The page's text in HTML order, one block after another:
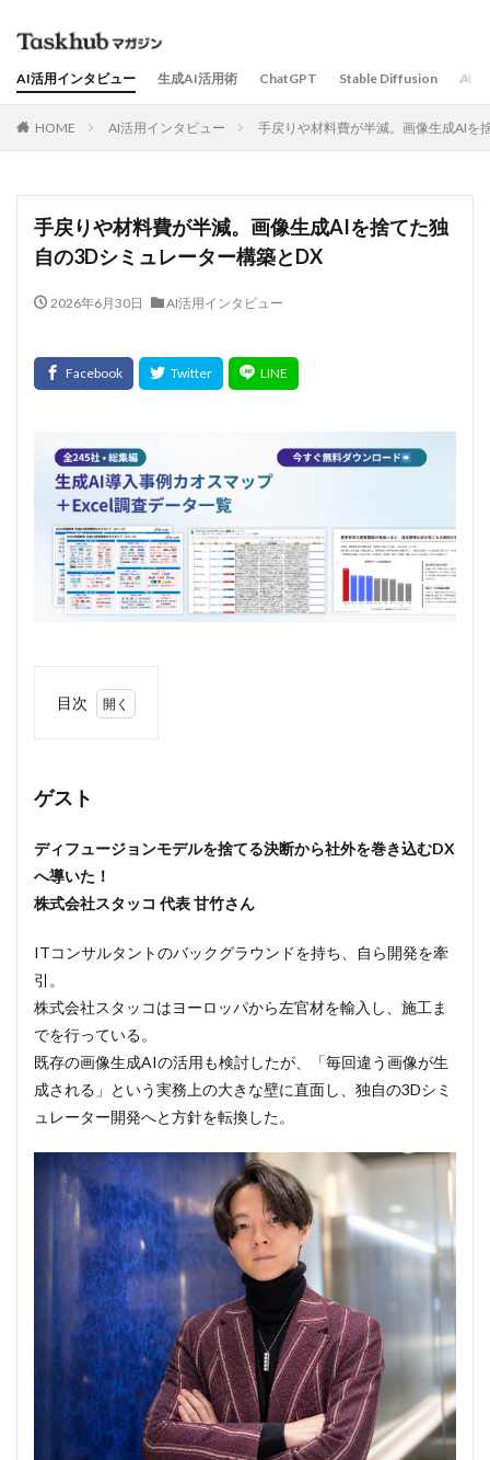
AI活用インタビュー 生成AI活用術 ChatGPT Stable Diffusion AIサ
HOME AI活用インタビュー 手戻りや材料費が半減。画像生成AIを
手戻りや材料費が半減。画像生成AIを捨てた独
自の3Dシミュレーター構築とDX
2026年6月30日 AI活用インタビュー
目次
0.1
事例
のポ
イン
1
作成
の手
戻り
や材
料費
が約
に。
埋も
れて
いた
素材
の引
き合
いも
増加
2
独自
の
3D
シミ
ュレ
ゲスト
ディフュージョンモデルを捨てる決断から社外を巻き込むDX
へ導いた！
株式会社スタッコ 代表 甘竹さん
ITコンサルタントのバックグラウンドを持ち、自ら開発を牽
引。
株式会社スタッコはヨーロッパから左官材を輸入し、施工ま
でを行っている。
既存の画像生成AIの活用も検討したが、「毎回違う画像が生
成される」という実務上の大きな壁に直面し、独自の3Dシミ
ュレーター開発へと方針を転換した。